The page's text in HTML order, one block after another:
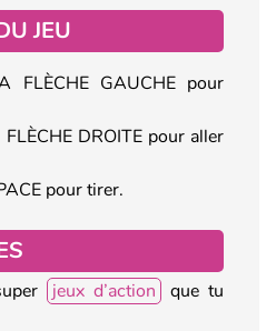
JEU
FLÈCHE GAUCHE pour
DROITE pour aller
pour tirer.
jeux d’action
que tu